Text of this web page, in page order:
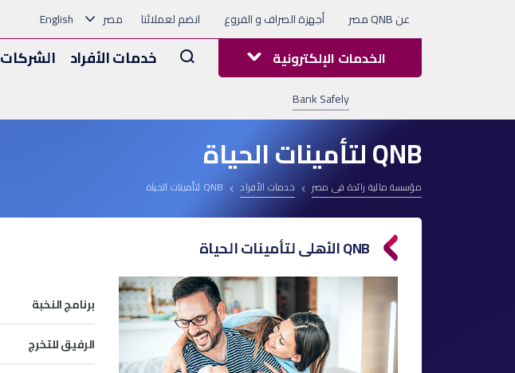
عن QNB مصر أجهزة الصراف و الفروع انضم لعملائنا مصر English
خدمات الأفراد الشركات Arama الخدمات الإلكترونية
Bank Safely
QNB لتأمينات الحياة
مؤسسة مالية رائدة فى مصر خدمات الأفراد QNB لتأمينات الحياة
QNB الأهلى لتأمينات الحياة
برنامج النخبة
الرفيق للتخرج